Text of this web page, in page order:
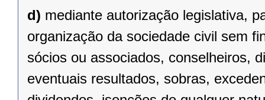
d) mediante autorização legislativa,
organização da sociedade civil sem
sócios ou associados, conselheiros,
eventuais resultados, sobras,